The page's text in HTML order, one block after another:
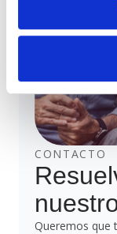
CONTACTO
Queremos que